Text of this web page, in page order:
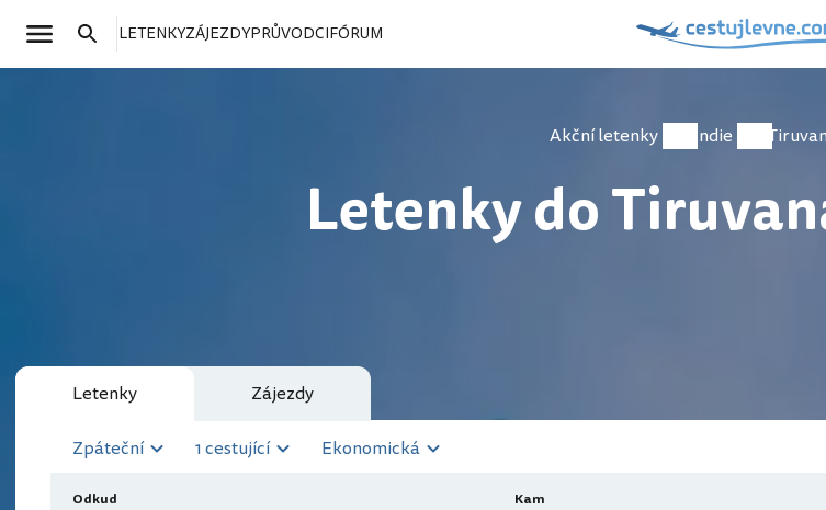
LETENKYZÁJEZDYPRŮVODCIFÓRUM
Akční letenky Indie
Letenky do
Letenky Zájezdy
Zpáteční 1 cestující Ekonomická
Odkud Kam